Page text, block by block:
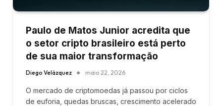
Paulo de Matos Junior acredita que
o setor cripto brasileiro está perto
de sua maior transformação
Diego Velázquez maio 22, 2026
O mercado de criptomoedas já passou por ciclos
de euforia, quedas bruscas, crescimento acelerado